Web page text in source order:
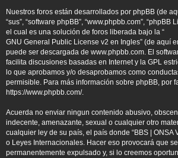
Nuestros foros están desarrollados por phpBB (de
“sus”, “software phpBB”, “www.phpbb.com”, “phpBB
el cual es una solución de foros liberada bajo la “
GNU General Public License v2 en Ingles” (de aquí
puede ser descargada de www.phpbb.com. El
facilita discusiones basadas en Internet y la GPL
lo que aprobamos y/o desaprobamos como
permisible. Para más información sobre phpBB, por
https://www.phpbb.com/.
Acuerda no enviar ningun contenido abusivo,
indecente, amenazante, sexual o cualquier otro
cualquier ley de su país, el país donde “BBS | ONSA
o Leyes Internacionales. Hacer eso provocará que
permanentemente expulsado y, si lo creemos